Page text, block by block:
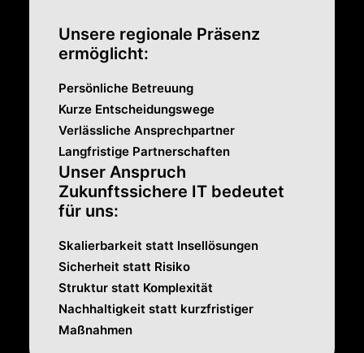
Unsere regionale Präsenz
ermöglicht:
Persönliche Betreuung
Kurze Entscheidungswege
Verlässliche Ansprechpartner
Langfristige Partnerschaften
Unser Anspruch
Zukunftssichere IT bedeutet
für uns:
Skalierbarkeit statt Insellösungen
Sicherheit statt Risiko
Struktur statt Komplexität
Nachhaltigkeit statt kurzfristiger
Maßnahmen